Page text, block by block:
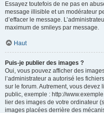
Essayez toutefois de ne pas en
message illisible et un modérateur
d’effacer le message.
maximum de smileys par message.
Haut
Puis-je publier des images ?
Oui, vous pouvez afficher des
l’administrateur a autorisé les
sur le forum. Autrement, vous
public, exemple : http://
lier des images de votre ordinateur
images placées derrière des